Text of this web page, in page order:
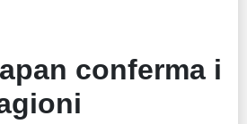
conferma i